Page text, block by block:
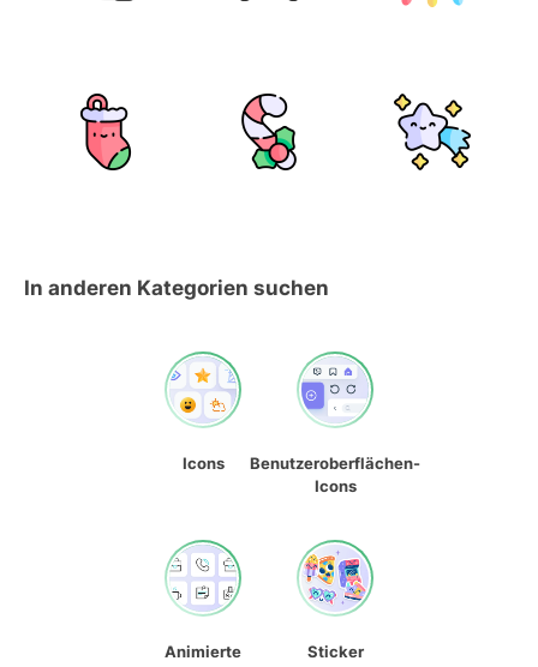
In anderen Kategorien suchen
Icons
Benutzeroberflächen-
Icons
Animierte
Sticker